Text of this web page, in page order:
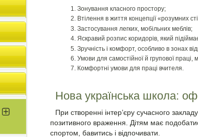
Зонування класного простору;
Втілення в життя концепції «розумних
Застосування легких, мобільних меблів;
Яскравий розпис коридорів, який
Зручність і комфорт, особливо в зонах
Умови для самостійної й групової
Комфортні умови для праці вчителя.
Нова українська школа:
При створенні інтер’єру сучасного
позитивного враження. Дітям має
спортом, бавитись і відпочивати.